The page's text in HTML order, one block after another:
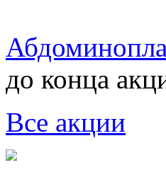
до конца
Все акции